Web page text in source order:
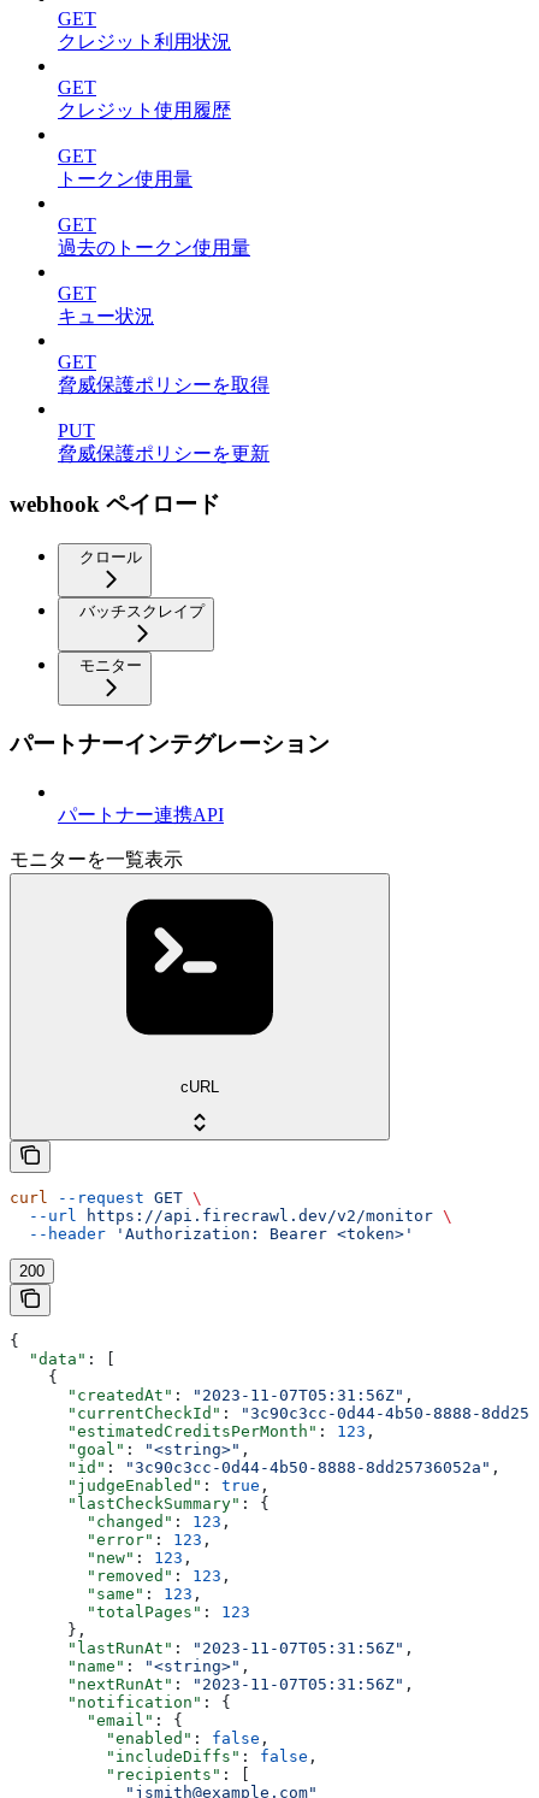
GET
クレジット利用状況
GET
クレジット使用履歴
GET
トークン使用量
GET
過去のトークン使用量
GET
キュー状況
GET
脅威保護ポリシーを取得
PUT
脅威保護ポリシーを更新
webhook ペイロード
クロール
バッチスクレイプ
モニター
パートナーインテグレーション
パートナー連携API
モニターを一覧表示
cURL
curl --request GET \
  --url
https://api.firecrawl.dev/v2/monitor \
  --header
'Authorization: Bearer <token>'
200
{
  "data"
: [
    {
      "createdAt"
: "2023-11-07T05:31:56Z" ,
      "currentCheckId"
:
"3c90c3cc-0d44-4b50-8888-
      "estimatedCreditsPerMonth"
: 123 ,
      "goal"
: "<string>" ,
      "id"
: "3c90c3cc-0d44-4b50-8888-8dd25736052a" ,
      "judgeEnabled"
: true ,
      "lastCheckSummary"
: {
        "changed"
: 123 ,
        "error"
: 123 ,
        "new"
: 123 ,
        "removed"
: 123 ,
        "same"
: 123 ,
        "totalPages"
: 123
      },
      "lastRunAt"
: "2023-11-07T05:31:56Z" ,
      "name"
: "<string>" ,
      "nextRunAt"
: "2023-11-07T05:31:56Z" ,
      "notification"
: {
        "email"
: {
          "enabled"
: false ,
          "includeDiffs"
: false ,
          "recipients"
: [
            "jsmith@example.com"